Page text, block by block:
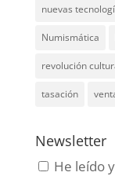
nuevas
Numismática
revolución
tasación
Newsletter
He leído